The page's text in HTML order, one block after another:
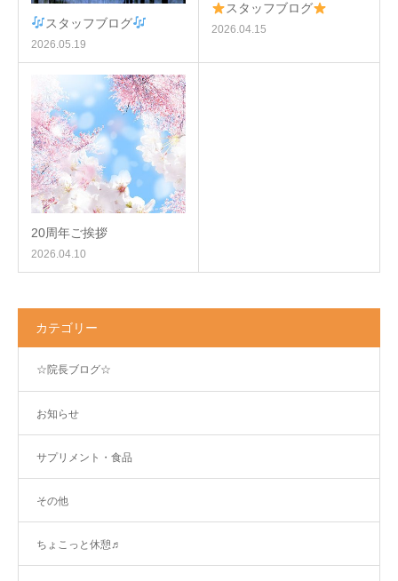
スタッフブログ
2026.05.19
スタッフブログ
2026.04.15
20周年ご挨拶
2026.04.10
カテゴリー
☆院長ブログ☆
お知らせ
サプリメント・食品
その他
ちょこっと休憩♬